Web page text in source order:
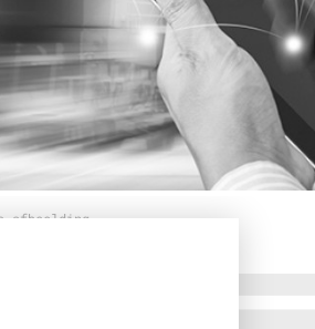
afbeelding